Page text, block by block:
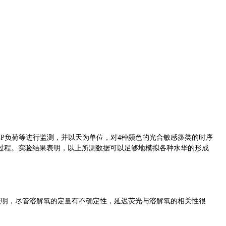
荷等进行监测，并以天为单位，对4种颜色的光合敏感藻类的时序
。实验结果表明，以上所测数据可以足够地模拟各种水华的形成
尽管溶解氧的定量有不确定性，延迟荧光与溶解氧的相关性很